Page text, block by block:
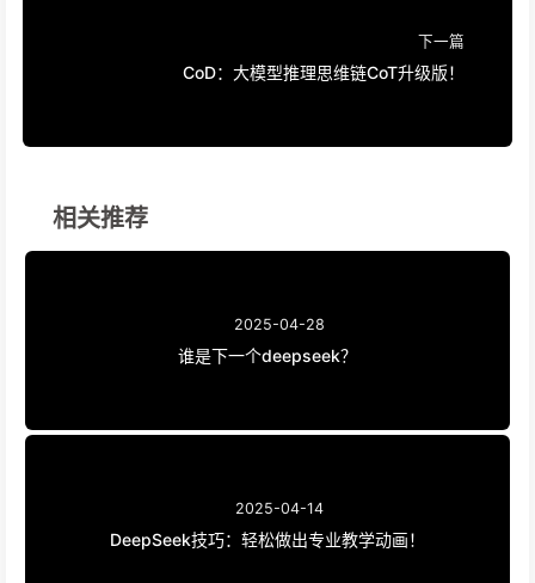
下一篇
CoD：大模型推理思维链CoT升级版！
相关推荐
2025-04-28
谁是下一个deepseek？
2025-04-14
DeepSeek技巧：轻松做出专业教学动画！